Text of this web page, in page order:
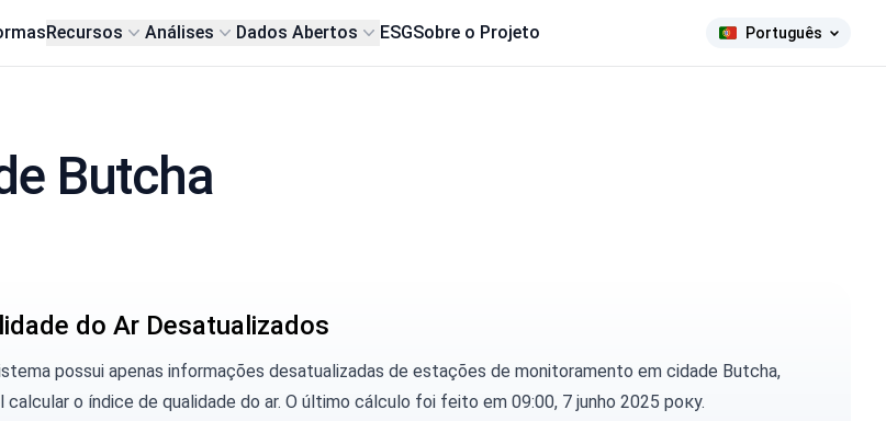
Recursos Análises Dados Abertos ESGSobre o Projeto Português
Butcha
do Ar Desatualizados
possui apenas informações desatualizadas de estações de monitoramento em cidade Butcha,
o índice de qualidade do ar. O último cálculo foi feito em 09:00, 7 junho 2025 року.